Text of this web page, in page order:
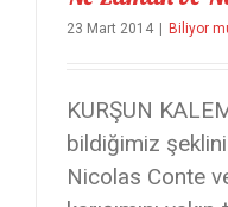
23 Mart 2014 Biliyor
KURŞUN
bildiğimiz şeklini
Nicolas Conte